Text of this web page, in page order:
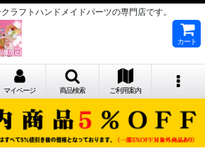
ラフトハンドメイドパーツの専門店です。
カート
マイページ 商品検索 ご利用案内